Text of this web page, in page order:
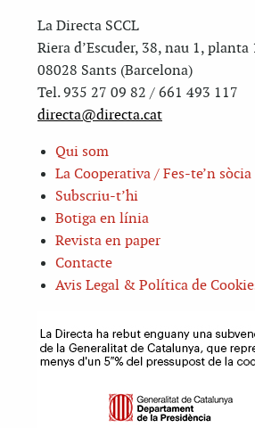
La Directa SCCL
Riera d’Escuder, 38, nau 1, planta
08028 Sants (Barcelona)
Tel. 935 27 09 82 / 661 493 117
directa@directa.cat
Qui som
La Cooperativa / Fes-te’n sòcia
Subscriu-t’hi
Botiga en línia
Revista en paper
Contacte
Avis Legal & Política de